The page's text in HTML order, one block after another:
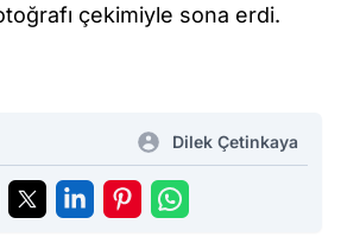
çekimiyle sona erdi.
Dilek Çetinkaya